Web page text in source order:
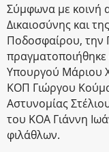
Σύμφωνα με κοινή
Δικαιοσύνης και
Ποδοσφαίρου, την
Υπουργού Μάριου
ΚΟΠ Γιώργου
Αστυνομίας
του ΚΟΑ Γιάννη
φιλάθλων.